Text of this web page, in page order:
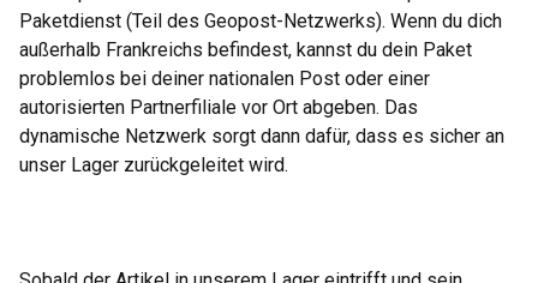
Paketdienst (Teil des Geopost-Netzwerks). Wenn du dich
außerhalb Frankreichs befindest, kannst du dein Paket
problemlos bei deiner nationalen Post oder einer
autorisierten Partnerfiliale vor Ort abgeben. Das
dynamische Netzwerk sorgt dann dafür, dass es sicher an
unser Lager zurückgeleitet wird.